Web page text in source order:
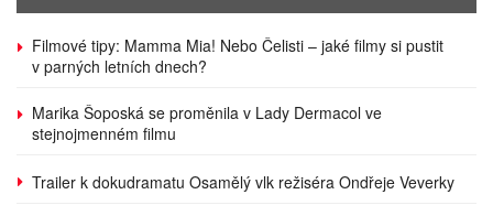
Filmové tipy: Mamma Mia! Nebo Čelisti – jaké filmy si pustit
v parných letních dnech?
Marika Šoposká se proměnila v Lady Dermacol ve
stejnojmenném filmu
Trailer k dokudramatu Osamělý vlk režiséra Ondřeje Veverky